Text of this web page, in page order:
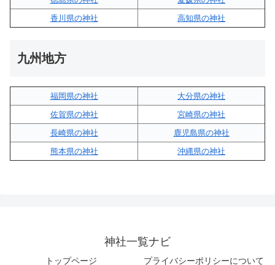
香川県の神社
高知県の神社
九州地方
福岡県の神社
大分県の神社
佐賀県の神社
宮崎県の神社
長崎県の神社
鹿児島県の神社
熊本県の神社
沖縄県の神社
神社一覧ナビ
トップページ プライバシーポリシーについて